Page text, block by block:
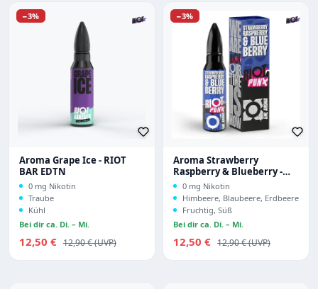
Rabatt
−3%
Aroma Grape Ice - RIOT
BAR EDTN
0 mg Nikotin
Traube
Kühl
Bei dir ca. Di. – Mi.
Verkaufspreis:
12,50 € Regulärer Preis:
12,90 €
Rabatt
−3%
Aroma Strawberry
Raspberry & Blueberry -
RIOT PUNX
0 mg Nikotin
Himbeere, Blaubeere, Erdbeere
Fruchtig, Süß
Bei dir ca. Di. – Mi.
Verkaufspreis:
12,50 € Regulärer Preis:
12,90 €